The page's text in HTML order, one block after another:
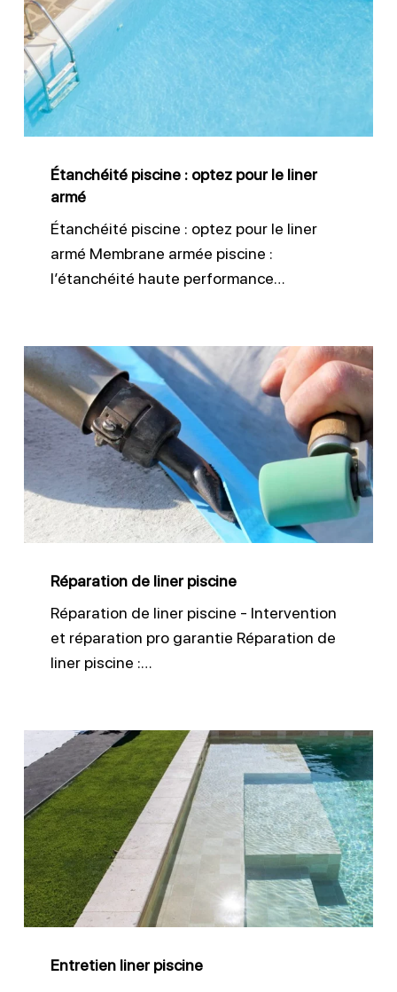
:
optez
pour
le
liner
Étanchéité piscine : optez pour le liner
armé
Étanchéité piscine : optez pour le liner
armé Membrane armée piscine :
l’étanchéité haute performance…
Réparation
de
liner
piscine
Réparation de liner piscine
Réparation de liner piscine - Intervention
et réparation pro garantie Réparation de
liner piscine :…
Entretien
liner
piscine
Entretien liner piscine